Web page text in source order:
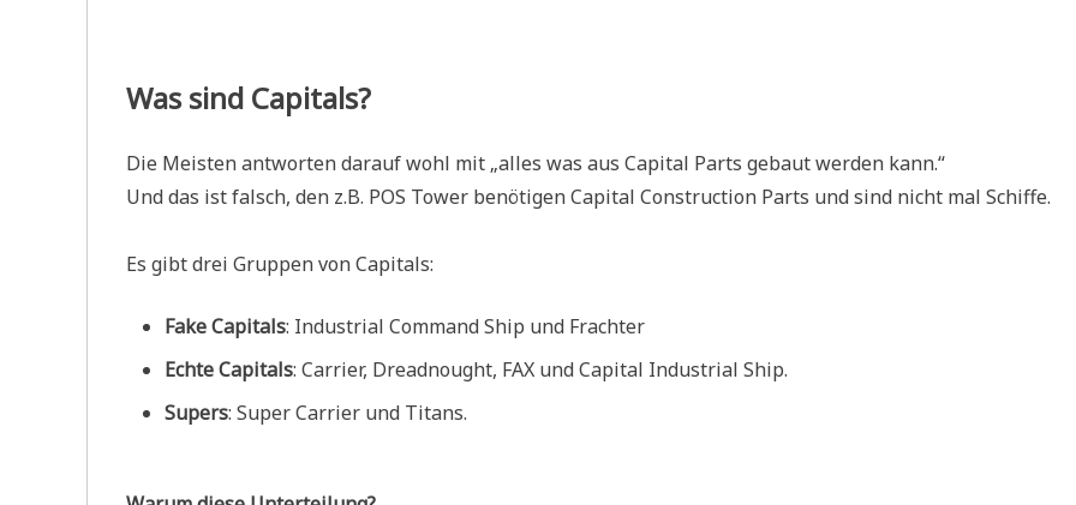
Was sind Capitals?
Die Meisten antworten darauf wohl mit „alles was aus Capital Parts gebaut werden kann.“
Und das ist falsch, den z.B. POS Tower benötigen Capital Construction Parts und sind nicht mal Schiffe.
Es gibt drei Gruppen von Capitals:
Fake Capitals: Industrial Command Ship und Frachter
Echte Capitals: Carrier, Dreadnought, FAX und Capital Industrial Ship.
Supers: Super Carrier und Titans.